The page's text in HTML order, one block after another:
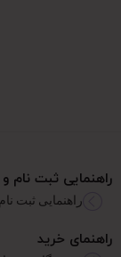
راهنمایی ثبت
راهنمایی ثبت
راهنمای خرید